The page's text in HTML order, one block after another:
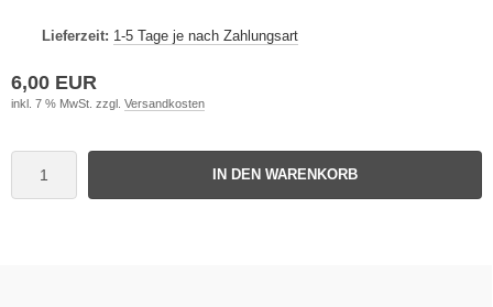
Lieferzeit: 1-5 Tage je nach Zahlungsart
6,00 EUR
inkl. 7 % MwSt. zzgl. Versandkosten
IN DEN WARENKORB